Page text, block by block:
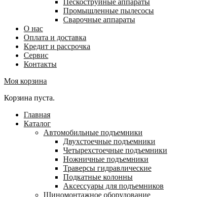
Пескоструйные аппараты
Промышленные пылесосы
Сварочные аппараты
О нас
Оплата и доставка
Кредит и рассрочка
Сервис
Контакты
Моя корзина
Корзина пуста.
Главная
Каталог
Автомобильные подъемники
Двухстоечные подъемники
Четырехстоечные подъемники
Ножничные подъемники
Траверсы гидравлические
Подкатные колонны
Аксессуары для подъемников
Шиномонтажное оборудование